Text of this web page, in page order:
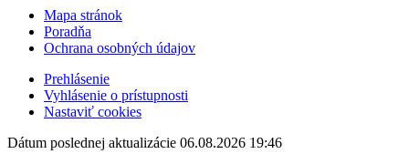
Mapa stránok
Poradňa
Ochrana osobných údajov
Prehlásenie
Vyhlásenie o prístupnosti
Nastaviť cookies
Dátum poslednej aktualizácie 06.08.2026 19:46